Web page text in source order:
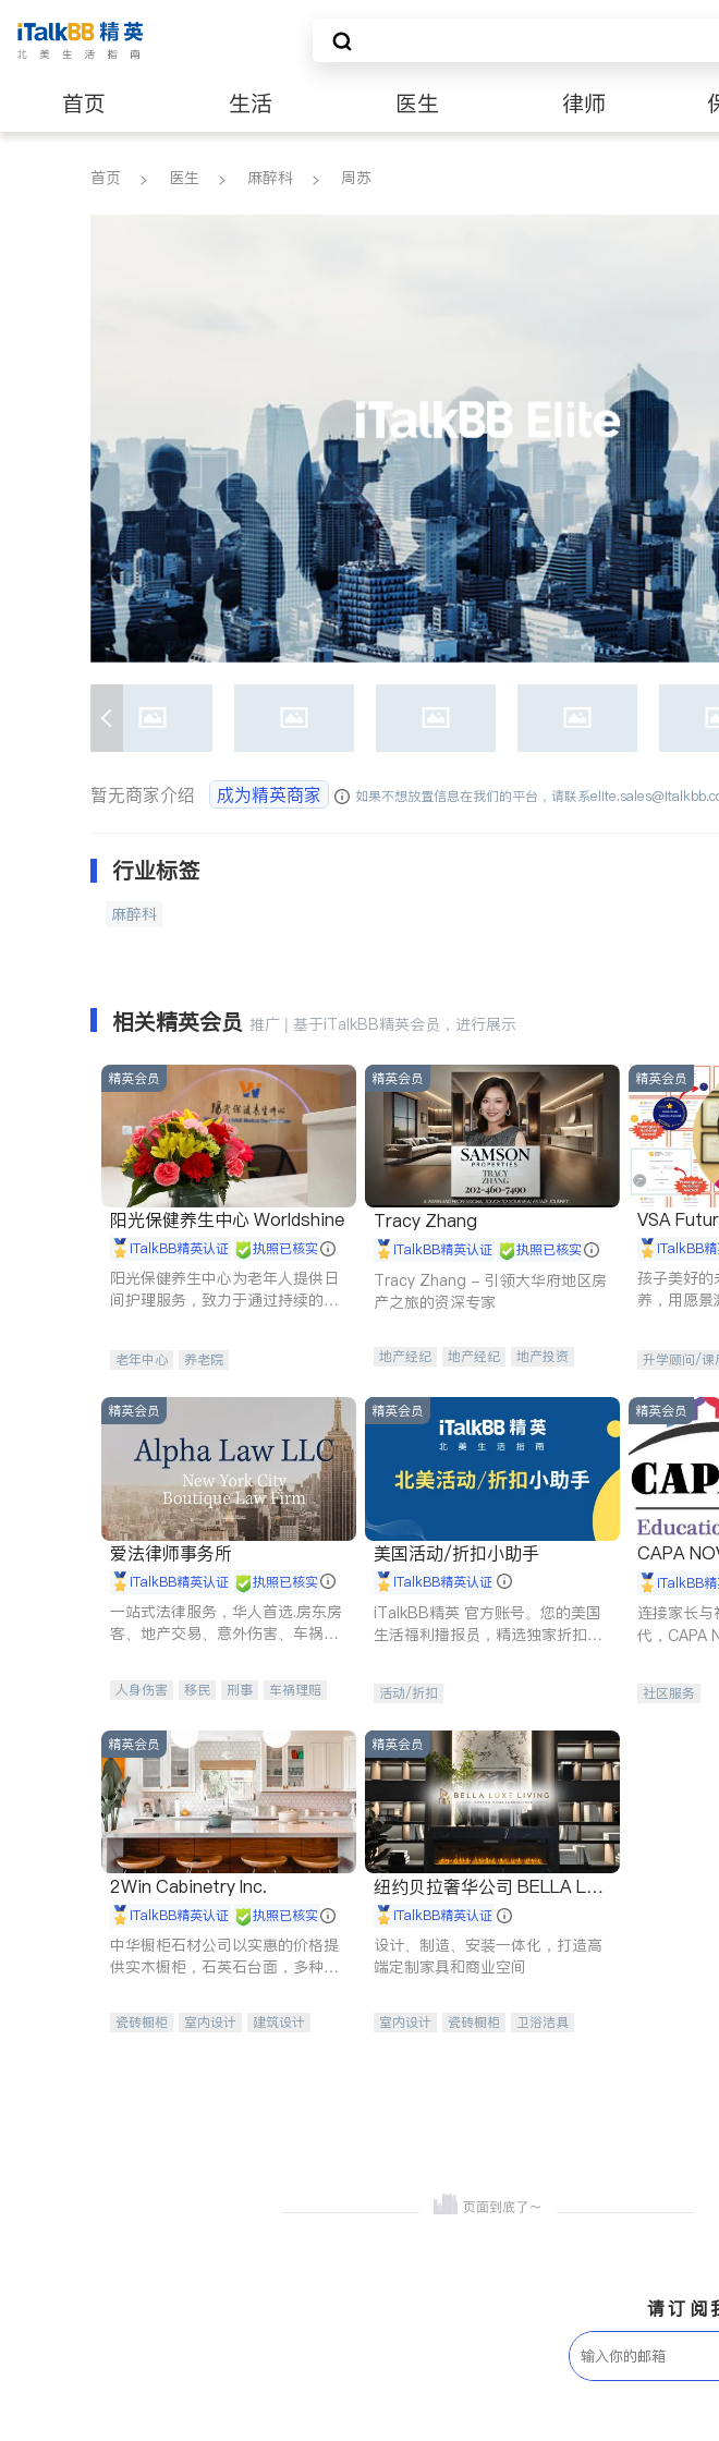
首页 生活 医生 律师
养老 非盈利组织
首页 医生 麻醉科 周苏
暂无商家介绍 成为精英商家 如果不想放置信息在我们的平台，请联系
行业标签
麻醉科
相关精英会员 推广 | 基于iTalkBB精英会员，进行展示
精英会员
阳光保健养生中心 Worldshine
iTalkBB精英认证 执照已核实
阳光保健养生中心为老年人提供日
间护理服务，致力于通过持续的护
老年中心 养老院
精英会员
Tracy Zhang
iTalkBB精英认证 执照已核实
Tracy Zhang - 引领大华府地区房
产之旅的资深专家
地产经纪 地产经纪
地产投资
精英会员
VSA
iTalkBB
孩子美好的
养，用愿
升学顾问/课
精英会员
爱法律师事务所
iTalkBB精英认证 执照已核实
一站式法律服务，华人首选.房东房
客、地产交易、意外伤害、车祸重
人身伤害 移民 刑事
车祸理赔
商标注册
索赔 律师-其它 保释
精英会员
美国活动/折扣小助手
iTalkBB精英认证
iTalkBB精英 官方账号。您的美国
生活福利播报员，精选独家折扣、
活动/折扣
精英会员
CAPA
iTalkBB
连接家长
代，CAPA
社区服务
精英会员
2Win Cabinetry Inc.
iTalkBB精英认证 执照已核实
中华橱柜石材公司以实惠的价格提
供实木橱柜，石英石台面，多种优
机。品质厨房，家的选择。
瓷砖橱柜 室内设计
建筑设计
精英会员
纽约贝拉奢华公司 BELLA LUX
E iTalkBB精英认证
设计、制造、安装一体化，打造高
端定制家具和商业空间
室内设计 瓷砖橱柜
卫浴洁具
请订阅